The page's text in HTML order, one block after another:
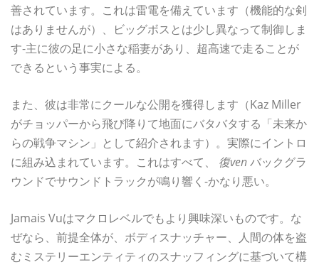
善されています。これは雷電を備えています（機能的な剣
はありませんが）、ビッグボスとは少し異なって制御しま
す-主に彼の足に小さな稲妻があり、超高速で走ることが
できるという事実による。
また、彼は非常にクールな公開を獲得します（Kaz Miller
がチョッパーから飛び降りて地面にバタバタする「未来か
らの戦争マシン」として紹介されます）。実際にイントロ
に組み込まれています。これはすべて、 復venバックグラ
ウンドでサウンドトラックが鳴り響く-かなり悪い。
Jamais Vuはマクロレベルでもより興味深いものです。な
ぜなら、前提全体が、ボディスナッチャー、人間の体を盗
むミステリーエンティティのスナッフィングに基づいて構